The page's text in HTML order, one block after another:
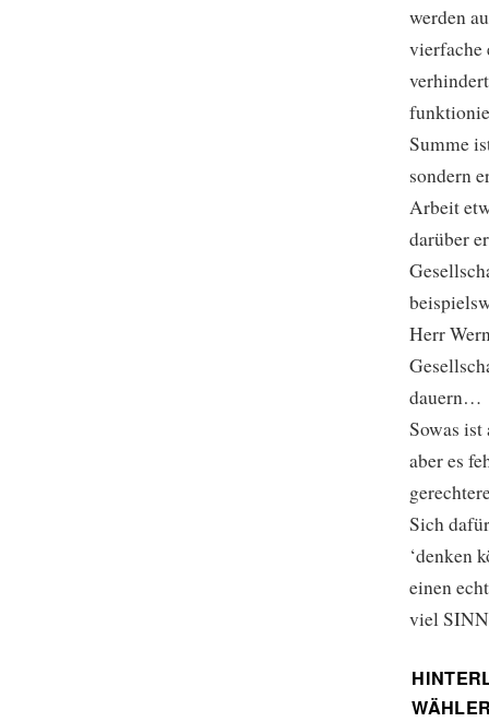
werden
vierfache
Summe
sondern
Arbeit
darüber
Herr
dauern…
Sowas
aber es
Sich
‘denken
einen
viel